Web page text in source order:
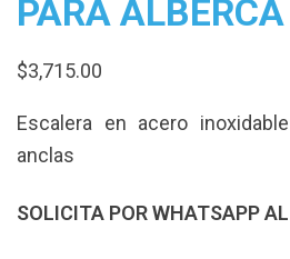
PARA ALBERCA
$3,715.00
Escalera en acero
anclas
SOLICITA POR WHATSAPP